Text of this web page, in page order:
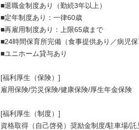
■退職金制度あり（勤続3年以上）
■定年制度あり：一律60歳
■再雇用制度あり：上限65歳まで
■24時間保育所完備（食事提供あり／病児保
■ユニホーム貸与あり
[福利厚生（保険）]
雇用保険/労災保険/健康保険/厚生年金保険
[福利厚生（制度）]
資格取得（自己啓発）奨励金制度/駐車場/